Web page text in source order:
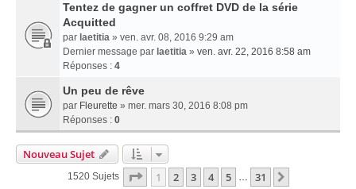
Tentez de gagner un coffret DVD de la série
Acquitted
par laetitia » ven. avr. 08, 2016 9:29 am
Dernier message par laetitia » ven. avr. 22, 2016 8:58 am
Réponses : 4
Un peu de rêve
par Fleurette » mer. mars 30, 2016 8:08 pm
Réponses : 0
Nouveau Sujet
1520 Sujets Page 1Sur31
1 2 3 4 5 … 31